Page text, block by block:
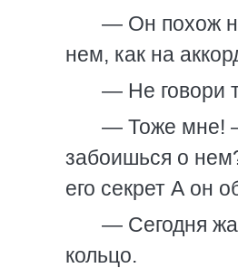
— Он похож
нем, как на
— Не говори
— Тоже мне!
забоишься о
его секрет А он
— Сегодня
кольцо.